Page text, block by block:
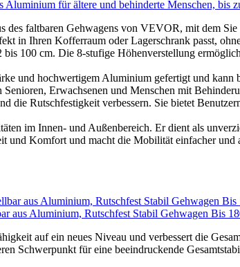
für ältere und behinderte Menschen, bis
faltbaren Gehwagens von VEVOR, mit dem Sie
in Ihren Kofferraum oder Lagerschrank passt,
100 cm. Die 8-stufige Höhenverstellung
und hochwertigem Aluminium gefertigt und kann
Erwachsenen und Menschen mit
die Rutschfestigkeit verbessern. Sie bietet
im Innen- und Außenbereich. Er dient als
und Komfort und macht die Mobilität einfacher und
aus Aluminium, Rutschfest Stabil Gehwagen Bis
auf ein neues Niveau und verbessert die
Schwerpunkt für eine beeindruckende